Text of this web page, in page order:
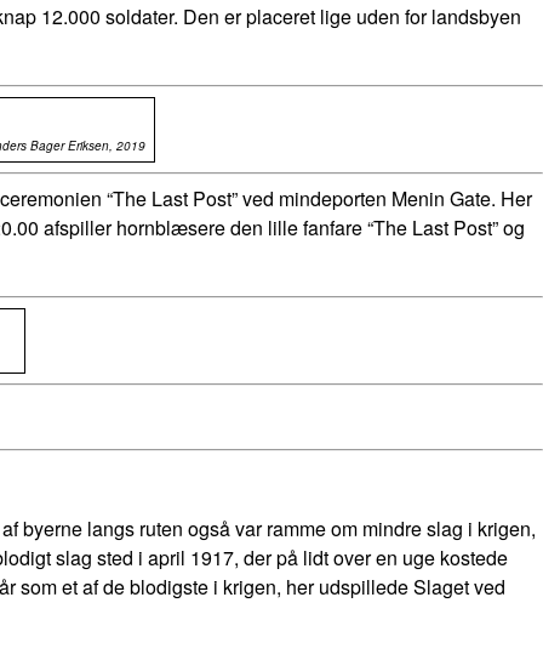
12.000 soldater. Den er placeret lige uden for landsbyen
Bager Eriksen, 2019
“The Last Post” ved mindeporten Menin Gate. Her
afspiller hornblæsere den lille fanfare “The Last Post” og
byerne langs ruten også var ramme om mindre slag i krigen,
slag sted i april 1917, der på lidt over en uge kostede
som et af de blodigste i krigen, her udspillede Slaget ved